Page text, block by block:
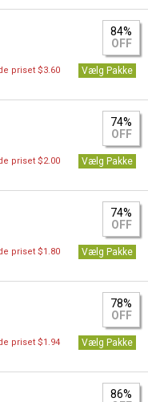
84%
OFF
priset $3.60 Vælg Pakke
74%
OFF
priset $2.00 Vælg Pakke
74%
OFF
priset $1.80 Vælg Pakke
78%
OFF
priset $1.94 Vælg Pakke
86%